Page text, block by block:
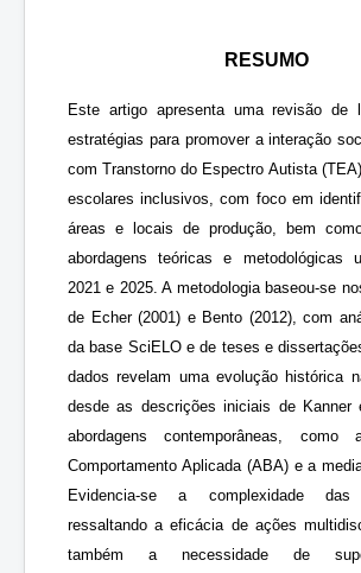
RESUMO
Este artigo apresenta uma revisão de
estratégias para promover a interação
com Transtorno do Espectro Autista
escolares inclusivos, com foco em
áreas e locais de produção, bem
abordagens teóricas e metodológicas
2021 e 2025. A metodologia baseou-se
de Echer (2001) e Bento (2012), com
da base SciELO e de teses e
dados revelam uma evolução histórica
desde as descrições iniciais de Kanner
abordagens contemporâneas,
Comportamento Aplicada (ABA) e a
Evidencia-se a complexidade das
ressaltando a eficácia de ações
também a necessidade de